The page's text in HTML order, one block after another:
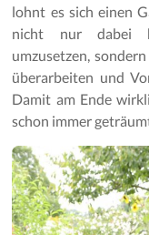
lohnt es sich einen
nicht nur dabei
umzusetzen,
überarbeiten und
Damit am Ende
schon immer